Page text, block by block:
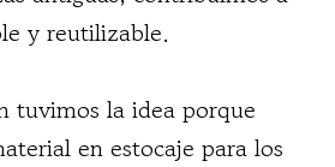
y reutilizable.
tuvimos la idea porque
en estocaje para los